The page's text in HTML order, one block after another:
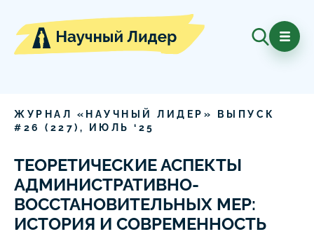
ЖУРНАЛ «НАУЧНЫЙ ЛИДЕР» ВЫПУСК
# 26 ( 227), ИЮЛЬ ‘ 25
ТЕОРЕТИЧЕСКИЕ АСПЕКТЫ
АДМИНИСТРАТИВНО-
ВОССТАНОВИТЕЛЬНЫХ МЕР:
ИСТОРИЯ И СОВРЕМЕННОСТЬ